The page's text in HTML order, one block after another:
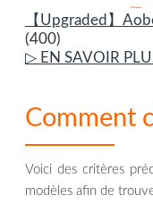
【Upgraded】
(400)
▷ EN SAVOIR
Comment
Voici des critères
modèles afin de